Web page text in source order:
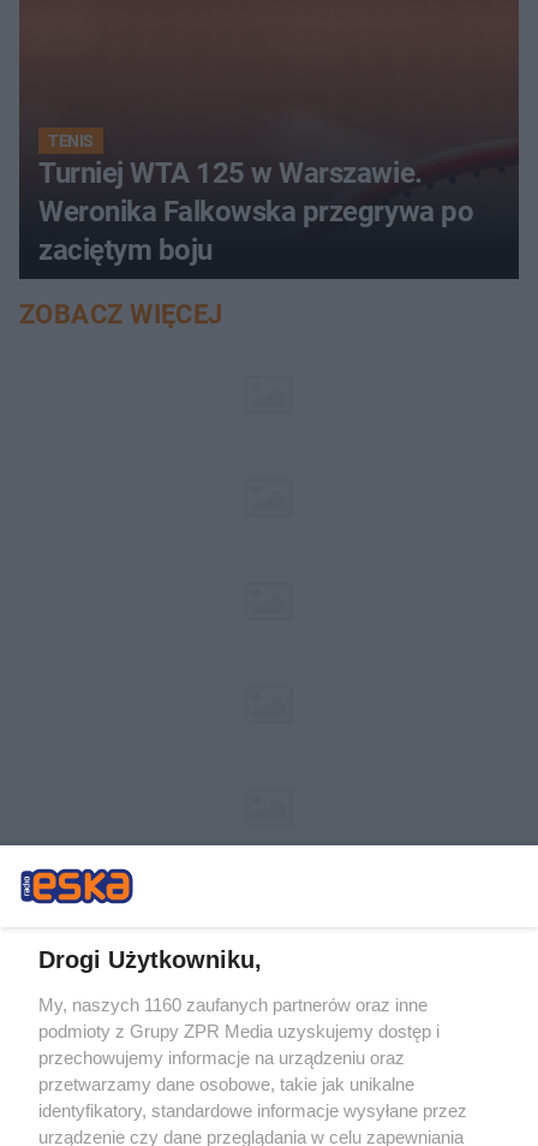
TENIS
Turniej WTA 125 w Warszawie.
Weronika Falkowska przegrywa po
zaciętym boju
ZOBACZ WIĘCEJ
Żaden utwór zamieszczony w serwisie nie może być powielany i
rozpowszechniany lub dalej rozpowszechniany w jakikolwiek sposób (w
tym także elektroniczny lub mechaniczny) na jakimkolwiek polu
eksploatacji w jakiejkolwiek formie, włącznie z umieszczaniem w Internecie
bez pisemnej zgody właściciela praw. Jakiekolwiek użycie lub
wykorzystanie utworów w całości lub w części z naruszeniem prawa, tzn.
bez właściwej zgody, jest zabronione pod groźbą kary i może być ścigane
Drogi Użytkowniku,
My, naszych 1160 zaufanych partnerów oraz inne
podmioty z Grupy ZPR Media uzyskujemy dostęp i
przechowujemy informacje na urządzeniu oraz
przetwarzamy dane osobowe, takie jak unikalne
identyfikatory, standardowe informacje wysyłane przez
urządzenie czy dane przeglądania w celu zapewniania